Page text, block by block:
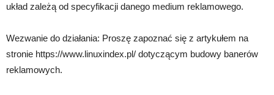
układ zależą od specyfikacji danego medium reklamowego.
Wezwanie do działania: Proszę zapoznać się z artykułem na
stronie https://www.linuxindex.pl/ dotyczącym budowy banerów
reklamowych.